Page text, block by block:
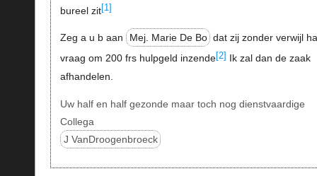
bureel zit[1]
Zeg a u b aan Mej. Marie De Bo dat zij zonder verwijl
vraag om 200 frs hulpgeld inzende[2] Ik zal dan de zaak
afhandelen.
Uw half en half gezonde maar toch nog dienstvaardige
Collega
J VanDroogenbroeck